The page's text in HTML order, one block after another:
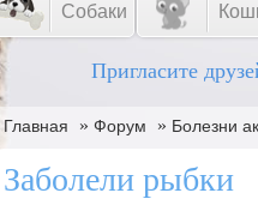
Собаки
Пригласите
Главная » Форум » Болезни
Заболели рыбки